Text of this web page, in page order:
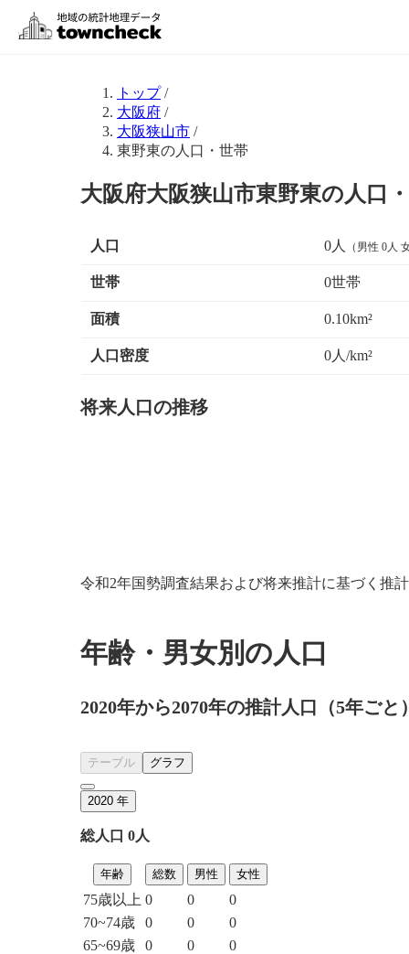
トップ/
大阪府 /
大阪狭山市 /
東野東の人口・世帯
大阪府大阪狭山市東野東の人口
人口 0人 （男性 0人
世帯 0世帯
面積 0.10km²
人口密度 0人/km²
将来人口の推移
令和2年国勢調査結果および将来推計に基づく推
年齢・男女別の人口
2020年から2070年の推計人口（5年ごと
テーブル グラフ
2020 年
総人口 0人
年齢 総数 男性 女性
75歳以上 0 0
0
70~74歳
0 0
0
65~69歳
0 0
0